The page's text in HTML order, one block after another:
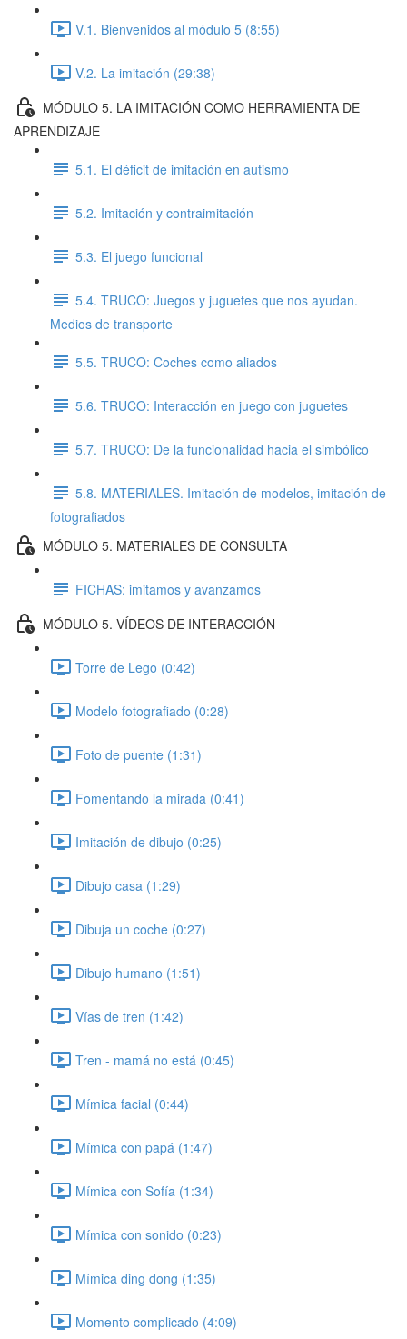
V.1. Bienvenidos al módulo 5 (8:55)
V.2. La imitación (29:38)
MÓDULO 5. LA IMITACIÓN COMO HERRAMIENTA DE
APRENDIZAJE
5.1. El déficit de imitación en autismo
5.2. Imitación y contraimitación
5.3. El juego funcional
5.4. TRUCO: Juegos y juguetes que nos ayudan.
Medios de transporte
5.5. TRUCO: Coches como aliados
5.6. TRUCO: Interacción en juego con juguetes
5.7. TRUCO: De la funcionalidad hacia el simbólico
5.8. MATERIALES. Imitación de modelos, imitación de
fotografiados
MÓDULO 5. MATERIALES DE CONSULTA
FICHAS: imitamos y avanzamos
MÓDULO 5. VÍDEOS DE INTERACCIÓN
Torre de Lego (0:42)
Modelo fotografiado (0:28)
Foto de puente (1:31)
Fomentando la mirada (0:41)
Imitación de dibujo (0:25)
Dibujo casa (1:29)
Dibuja un coche (0:27)
Dibujo humano (1:51)
Vías de tren (1:42)
Tren - mamá no está (0:45)
Mímica facial (0:44)
Mímica con papá (1:47)
Mímica con Sofía (1:34)
Mímica con sonido (0:23)
Mímica ding dong (1:35)
Momento complicado (4:09)